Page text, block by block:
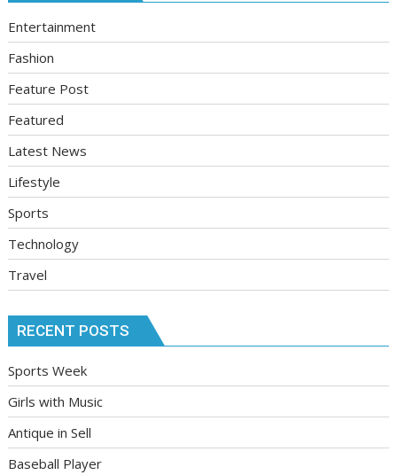
Entertainment
Fashion
Feature Post
Featured
Latest News
Lifestyle
Sports
Technology
Travel
RECENT POSTS
Sports Week
Girls with Music
Antique in Sell
Baseball Player